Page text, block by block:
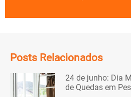
Posts Relacionados
24 de junho: Dia
de Quedas em